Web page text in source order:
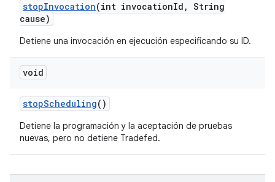
stopInvocation(int invocationId , String
cause)
Detiene una invocación en ejecución especificando su ID.
void
stopScheduling()
Detiene la programación y la aceptación de pruebas
nuevas, pero no detiene Tradefed.